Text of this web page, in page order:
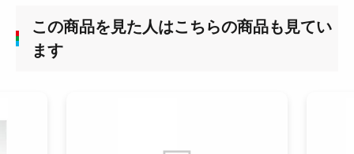
この商品を見た人はこちらの商品も見てい
ます